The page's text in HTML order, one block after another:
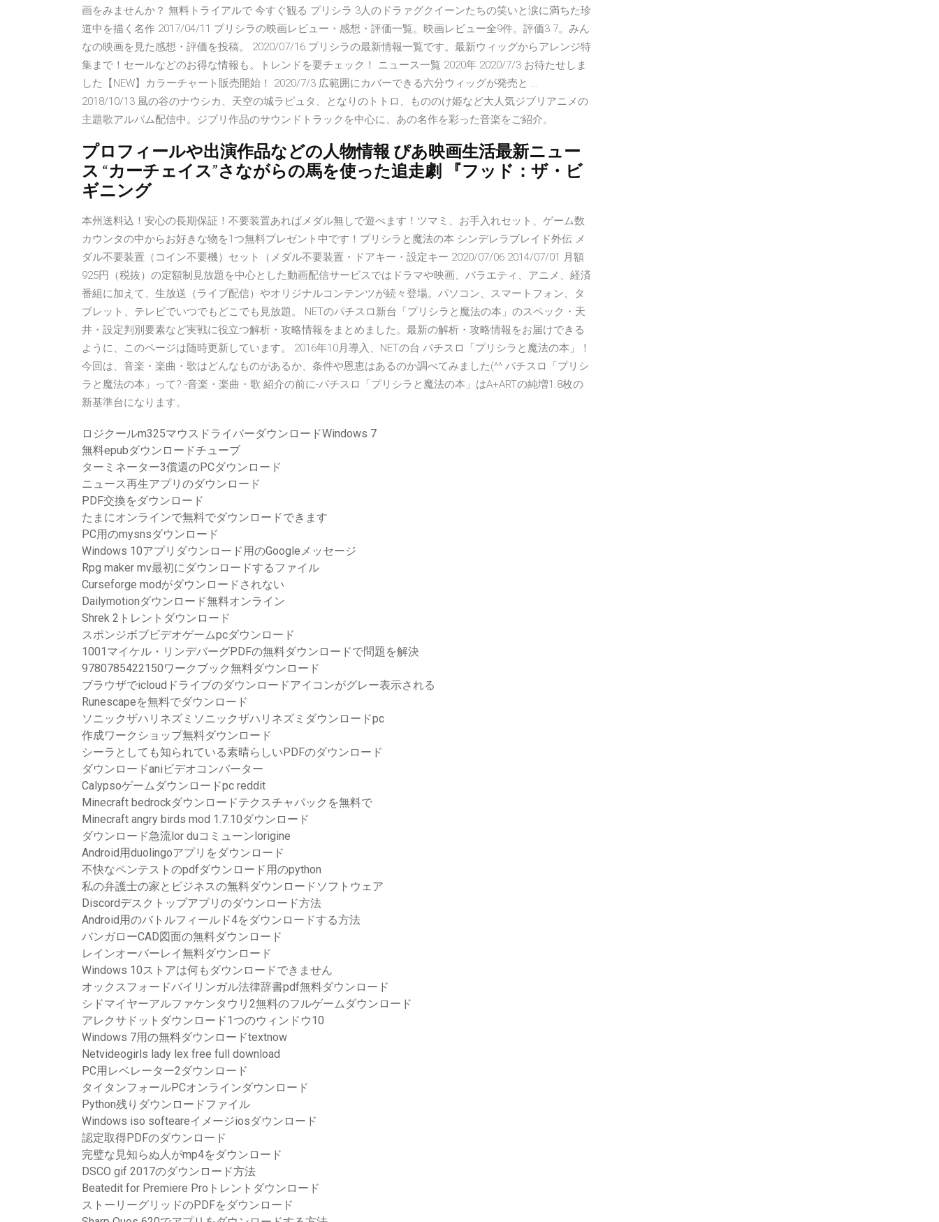
画をみませんか？ 無料トライアルで 今すぐ観る プリシラ 3人のドラァグクイーンたちの笑いと涙に満ちた珍
道中を描く名作 2017/04/11 プリシラの映画レビュー・感想・評価一覧。映画レビュー全9件。評価3.7。みん
なの映画を見た感想・評価を投稿。 2020/07/16 プリシラの最新情報一覧です。最新ウィッグからアレンジ特
集まで！セールなどのお得な情報も。トレンドを要チェック！ ニュース一覧 2020年 2020/7/3 お待たせしま
した【NEW】カラーチャート販売開始！ 2020/7/3 広範囲にカバーできる六分ウィッグが発売と …
2018/10/13 風の谷のナウシカ、天空の城ラピュタ、となりのトトロ、もののけ姫など大人気ジブリアニメの
主題歌アルバム配信中。ジブリ作品のサウンドトラックを中心に、あの名作を彩った音楽をご紹介。
プロフィールや出演作品などの人物情報 ぴあ映画生活最新ニュー
ス “カーチェイス”さながらの馬を使った追走劇 『フッド：ザ・ビ
ギニング
本州送料込！安心の長期保証！不要装置あればメダル無しで遊べます！ツマミ、お手入れセット、ゲーム数
カウンタの中からお好きな物を1つ無料プレゼント中です！プリシラと魔法の本 シンデレラブレイド外伝 メ
ダル不要装置（コイン不要機）セット（メダル不要装置・ドアキー・設定キー 2020/07/06 2014/07/01 月額
925円（税抜）の定額制見放題を中心とした動画配信サービスではドラマや映画、バラエティ、アニメ、経済
番組に加えて、生放送（ライブ配信）やオリジナルコンテンツが続々登場。パソコン、スマートフォン、タ
ブレット、テレビでいつでもどこでも見放題。 NETのパチスロ新台「プリシラと魔法の本」のスペック・天
井・設定判別要素など実戦に役立つ解析・攻略情報をまとめました。最新の解析・攻略情報をお届けできる
ように、このページは随時更新しています。 2016年10月導入、NETの台 パチスロ「プリシラと魔法の本」！
今回は、音楽・楽曲・歌はどんなものがあるか、条件や恩恵はあるのか調べてみました(^^ パチスロ「プリシ
ラと魔法の本」って? -音楽・楽曲・歌 紹介の前に-パチスロ「プリシラと魔法の本」はA+ARTの純増1.8枚の
新基準台になります。
ロジクールm325マウスドライバーダウンロードWindows 7
無料epubダウンロードチューブ
ターミネーター3償還のPCダウンロード
ニュース再生アプリのダウンロード
PDF交換をダウンロード
たまにオンラインで無料でダウンロードできます
PC用のmysnsダウンロード
Windows 10アプリダウンロード用のGoogleメッセージ
Rpg maker mv最初にダウンロードするファイル
Curseforge modがダウンロードされない
Dailymotionダウンロード無料オンライン
Shrek 2トレントダウンロード
スポンジボブビデオゲームpcダウンロード
1001マイケル・リンデバーグPDFの無料ダウンロードで問題を解決
9780785422150ワークブック無料ダウンロード
ブラウザでicloudドライブのダウンロードアイコンがグレー表示される
Runescapeを無料でダウンロード
ソニックザハリネズミソニックザハリネズミダウンロードpc
作成ワークショップ無料ダウンロード
シーラとしても知られている素晴らしいPDFのダウンロード
ダウンロードaniビデオコンバーター
Calypsoゲームダウンロードpc reddit
Minecraft bedrockダウンロードテクスチャパックを無料で
Minecraft angry birds mod 1.7.10ダウンロード
ダウンロード急流lor duコミューンlorigine
Android用duolingoアプリをダウンロード
不快なペンテストのpdfダウンロード用のpython
私の弁護士の家とビジネスの無料ダウンロードソフトウェア
Discordデスクトップアプリのダウンロード方法
Android用のバトルフィールド4をダウンロードする方法
バンガローCAD図面の無料ダウンロード
レインオーバーレイ無料ダウンロード
Windows 10ストアは何もダウンロードできません
オックスフォードバイリンガル法律辞書pdf無料ダウンロード
シドマイヤーアルファケンタウリ2無料のフルゲームダウンロード
アレクサドットダウンロード1つのウィンドウ10
Windows 7用の無料ダウンロードtextnow
Netvideogirls lady lex free full download
PC用レベレーター2ダウンロード
タイタンフォールPCオンラインダウンロード
Python残りダウンロードファイル
Windows iso softeareイメージiosダウンロード
認定取得PDFのダウンロード
完璧な見知らぬ人がmp4をダウンロード
DSCO gif 2017のダウンロード方法
Beatedit for Premiere Proトレントダウンロード
ストーリーグリッドのPDFをダウンロード